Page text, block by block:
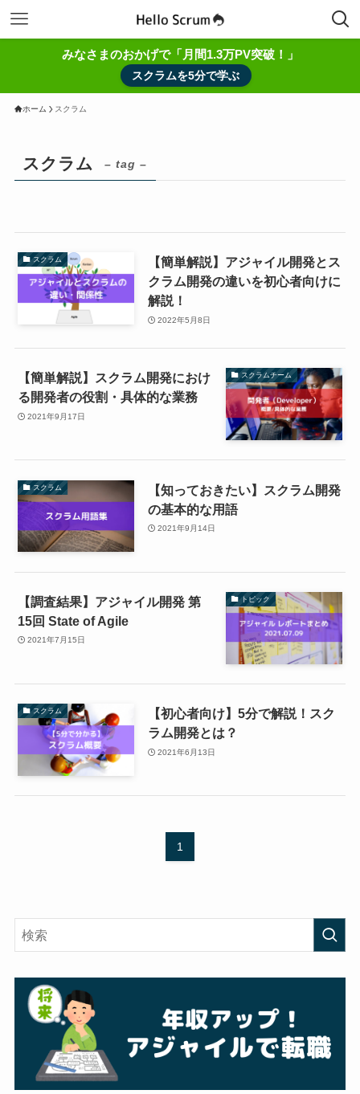
みなさまのおかげで「月間1.3万PV突破！」
スクラムを5分で学ぶ
ホーム スクラム
スクラム – tag –
スクラム
【簡単解説】アジャイル開発とス
クラム開発の違いを初心者向けに
解説！
2022年5月8日
スクラムチーム
【簡単解説】スクラム開発におけ
る開発者の役割・具体的な業務
2021年9月17日
スクラム
【知っておきたい】スクラム開発
の基本的な用語
2021年9月14日
トピック
【調査結果】アジャイル開発 第
15回 State of Agile
2021年7月15日
スクラム
【初心者向け】5分で解説！スク
ラム開発とは？
2021年6月13日
1